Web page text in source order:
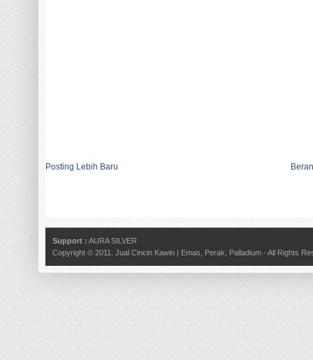
Posting Lebih Baru
Support : AURA SILVER
Copyright © 2011. Jual Cincin Kawin | Emas, Perak, Palladium - All Rights